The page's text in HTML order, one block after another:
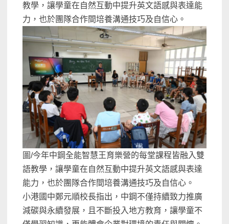
教學，讓學童在自然互動中提升英文語感與表達能
力，也於團隊合作間培養溝通技巧及自信心。
圖/今年中鋼全能智慧王育樂營的每堂課程皆融入雙
語教學，讓學童在自然互動中提升英文語感與表達
能力，也於團隊合作間培養溝通技巧及自信心。
小港國中鄭元順校長指出，中鋼不僅持續致力推廣
減碳與永續發展，且不斷投入地方教育，讓學童不